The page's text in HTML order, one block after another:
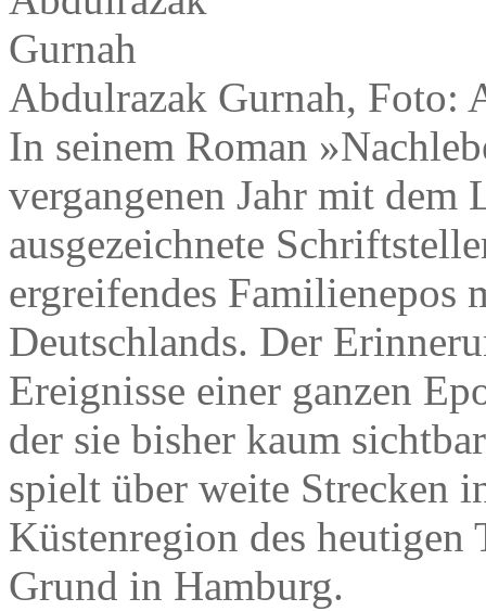
Abdulrazak Gurnah, Foto:
In seinem Roman
vergangenen Jahr mit dem
ausgezeichnete
ergreifendes Familienepos
Deutschlands. Der
Ereignisse einer ganzen
der sie bisher kaum
spielt über weite Strecken
Küstenregion des heutigen
Grund in Hamburg.